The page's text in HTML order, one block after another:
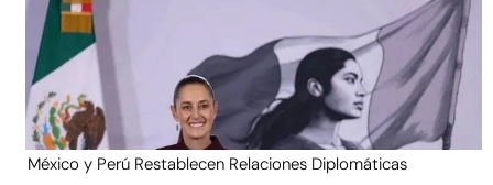
México y Perú Restablecen Relaciones Diplomáticas